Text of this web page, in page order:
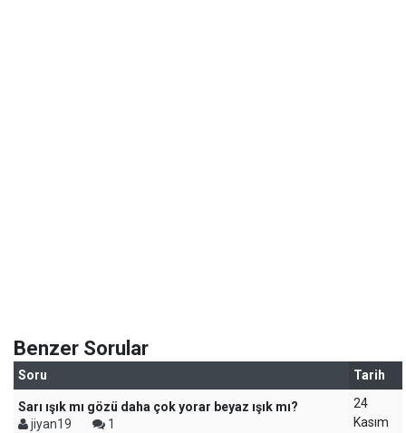
Benzer Sorular
Soru Tarih
Sarı ışık mı gözü daha çok yorar beyaz ışık mı?
jiyan19
1
24
Kasım